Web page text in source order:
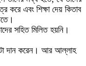
এবং শিক্ষা দেয় কিতাব
সহিত মিলিত হয়নি।
দান করেন। আর আল্লাহ